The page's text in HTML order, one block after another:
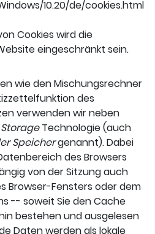
10.20/de/cookies.html
Cookies wird die
eingeschränkt sein.
wie den Mischungsrechner
des
verwenden wir neben
Technologie (auch
Speichergenannt). Dabei
des Browsers
von der Sitzung auch
Browser-Fensters oder dem
-- soweit Sie den Cache
bestehen und ausgelesen
Daten werden als lokale